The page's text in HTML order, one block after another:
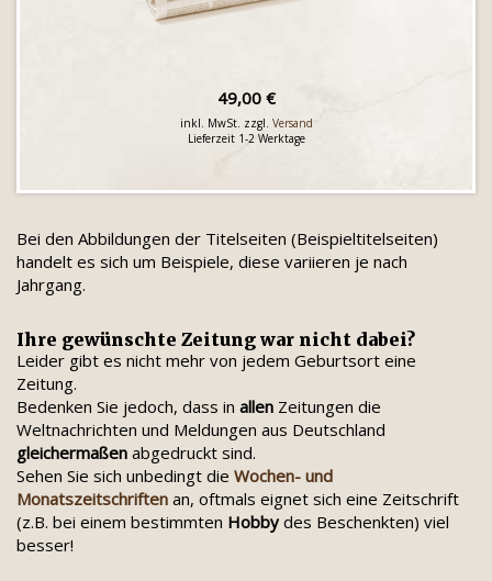
49,00 €
inkl. MwSt. zzgl. Versand
Lieferzeit 1-2 Werktage
Bei den Abbildungen der Titelseiten (Beispieltitelseiten)
handelt es sich um Beispiele, diese variieren je nach
Jahrgang.
Ihre gewünschte Zeitung war nicht dabei?
Leider gibt es nicht mehr von jedem Geburtsort eine
Zeitung.
Bedenken Sie jedoch, dass in allen Zeitungen die
Weltnachrichten und Meldungen aus Deutschland
gleichermaßen abgedruckt sind.
Sehen Sie sich unbedingt die Wochen- und
Monatszeitschriften an, oftmals eignet sich eine Zeitschrift
(z.B. bei einem bestimmten Hobbydes Beschenkten) viel
besser!